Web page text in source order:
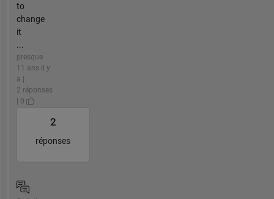
to
change
it
...
presque
11 ans il y
a |
2 réponses
| 0
2
réponses